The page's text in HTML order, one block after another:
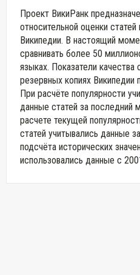
Проект ВикиРанк
относительной оценки
Википедии. В настоящий
сравнивать более 50
языках. Показатели качества
резервных копиях
При расчёте популярности
данные статей за последний
расчете текущей
статей учитывались данные
подсчёта исторических
использовались данные с